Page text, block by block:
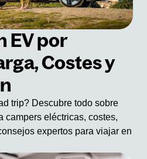
EV por
Costes y
trip? Descubre todo sobre
campers eléctricas, costes,
expertos para viajar en